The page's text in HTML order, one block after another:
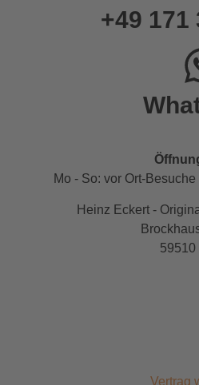
+49 171
Mo - So: vor Ort-
Heinz Eckert -
59510
Vertrag